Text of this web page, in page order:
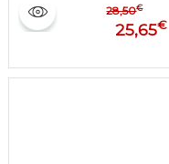
28,50€
25,65€